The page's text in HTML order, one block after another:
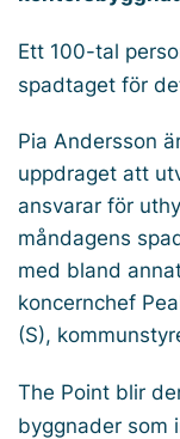
Ett 100-tal
spadtaget för
Pia Andersson
uppdraget att
ansvarar för
måndagens
med bland
koncernchef
(S),
The Point blir
byggnader som